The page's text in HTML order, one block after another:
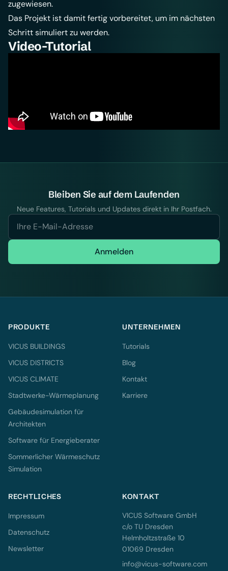
zugewiesen.
Das Projekt ist damit fertig vorbereitet, um im nächsten
Schritt simuliert zu werden.
Video-Tutorial
Bleiben Sie auf dem Laufenden
Neue Features, Tutorials und Updates direkt in Ihr Postfach.
Anmelden
PRODUKTE
VICUS BUILDINGS
VICUS DISTRICTS
VICUS CLIMATE
Stadtwerke-Wärmeplanung
Gebäudesimulation für
Architekten
Software für Energieberater
Sommerlicher Wärmeschutz
Simulation
UNTERNEHMEN
Tutorials
Blog
Kontakt
Karriere
RECHTLICHES
Impressum
Datenschutz
Newsletter
KONTAKT
VICUS Software GmbH
c/o TU Dresden
Helmholtzstraße 10
01069 Dresden
info@vicus-software.com